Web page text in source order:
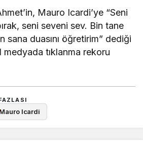
Mauro Icardi’ye “Seni
seni seveni sev. Bin tane
sana duasını öğretirim” dediği
tıklanma rekoru
Icardi